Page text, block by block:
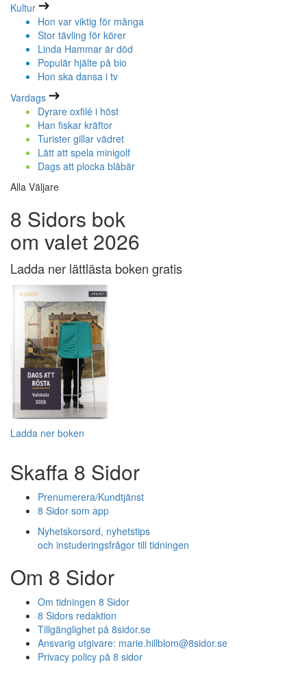
Kultur
Hon var viktig för många
Stor tävling för körer
Linda Hammar är död
Populär hjälte på bio
Hon ska dansa i tv
Vardags
Dyrare oxfilé i höst
Han fiskar kräftor
Turister gillar vädret
Lätt att spela minigolf
Dags att plocka blåbär
Alla Väljare
8 Sidors bok
om valet 2026
Ladda ner lättlästa boken gratis
Ladda ner boken
Skaffa 8 Sidor
Prenumerera/Kundtjänst
8 Sidor som app
Nyhetskorsord, nyhetstips
och instuderingsfrågor till tidningen
Om 8 Sidor
Om tidningen 8 Sidor
8 Sidors redaktion
Tillgänglighet på 8sidor.se
Ansvarig utgivare: marie.hillblom@8sidor.se
Privacy policy på 8 sidor